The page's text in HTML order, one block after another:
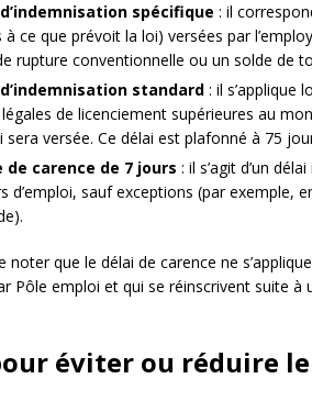
spécifique : il
à ce que prévoit la loi) versées par
rupture conventionnelle ou un solde de
standard : il s’applique
de licenciement supérieures au
sera versée. Ce délai est plafonné à 75
de carence de 7 jours : il s’agit d’un
d’emploi, sauf exceptions (par exemple,
que le délai de carence ne
Pôle emploi et qui se réinscrivent suite à
éviter ou réduire